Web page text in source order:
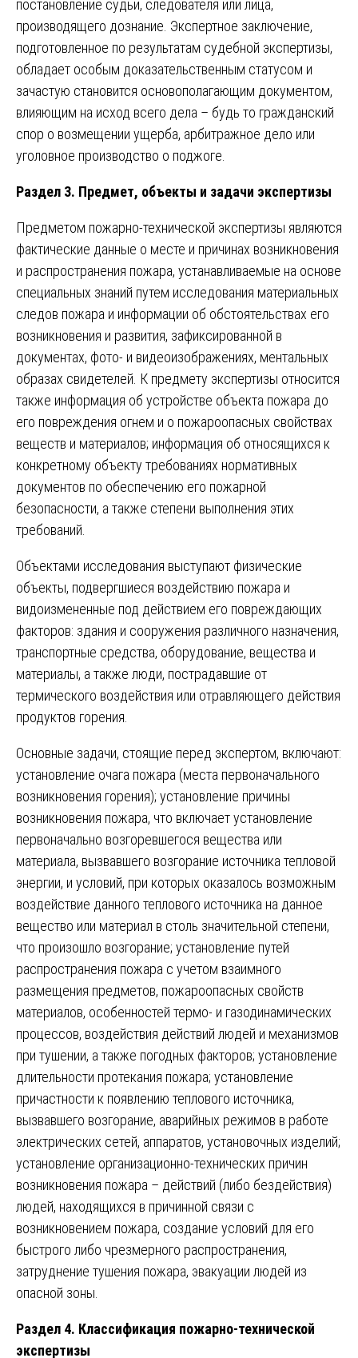
постановление судьи, следователя или лица,
производящего дознание. Экспертное заключение,
подготовленное по результатам судебной экспертизы,
обладает особым доказательственным статусом и
зачастую становится основополагающим документом,
влияющим на исход всего дела – будь то гражданский
спор о возмещении ущерба, арбитражное дело или
уголовное производство о поджоге.
Раздел 3. Предмет, объекты и задачи экспертизы
Предметом пожарно-технической экспертизы являются
фактические данные о месте и причинах возникновения
и распространения пожара, устанавливаемые на основе
специальных знаний путем исследования материальных
следов пожара и информации об обстоятельствах его
возникновения и развития, зафиксированной в
документах, фото- и видеоизображениях, ментальных
образах свидетелей. К предмету экспертизы относится
также информация об устройстве объекта пожара до
его повреждения огнем и о пожароопасных свойствах
веществ и материалов; информация об относящихся к
конкретному объекту требованиях нормативных
документов по обеспечению его пожарной
безопасности, а также степени выполнения этих
требований.
Объектами исследования выступают физические
объекты, подвергшиеся воздействию пожара и
видоизмененные под действием его повреждающих
факторов: здания и сооружения различного назначения,
транспортные средства, оборудование, вещества и
материалы, а также люди, пострадавшие от
термического воздействия или отравляющего действия
продуктов горения.
Основные задачи, стоящие перед экспертом, включают:
установление очага пожара (места первоначального
возникновения горения); установление причины
возникновения пожара, что включает установление
первоначально возгоревшегося вещества или
материала, вызвавшего возгорание источника тепловой
энергии, и условий, при которых оказалось возможным
воздействие данного теплового источника на данное
вещество или материал в столь значительной степени,
что произошло возгорание; установление путей
распространения пожара с учетом взаимного
размещения предметов, пожароопасных свойств
материалов, особенностей термо- и газодинамических
процессов, воздействия действий людей и механизмов
при тушении, а также погодных факторов; установление
длительности протекания пожара; установление
причастности к появлению теплового источника,
вызвавшего возгорание, аварийных режимов в работе
электрических сетей, аппаратов, установочных изделий;
установление организационно-технических причин
возникновения пожара – действий (либо бездействия)
людей, находящихся в причинной связи с
возникновением пожара, создание условий для его
быстрого либо чрезмерного распространения,
затруднение тушения пожара, эвакуации людей из
опасной зоны.
Раздел 4. Классификация пожарно-технической
экспертизы